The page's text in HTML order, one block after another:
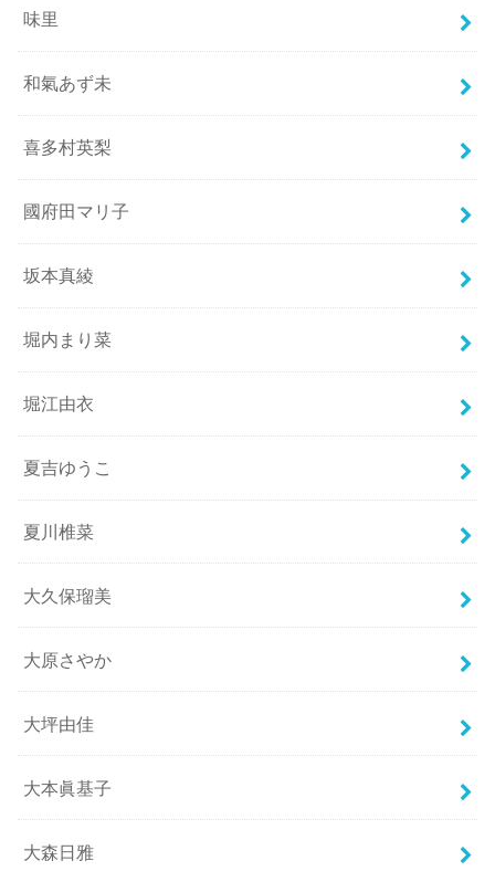
味里
和氣あず未
喜多村英梨
國府田マリ子
坂本真綾
堀内まり菜
堀江由衣
夏吉ゆうこ
夏川椎菜
大久保瑠美
大原さやか
大坪由佳
大本眞基子
大森日雅